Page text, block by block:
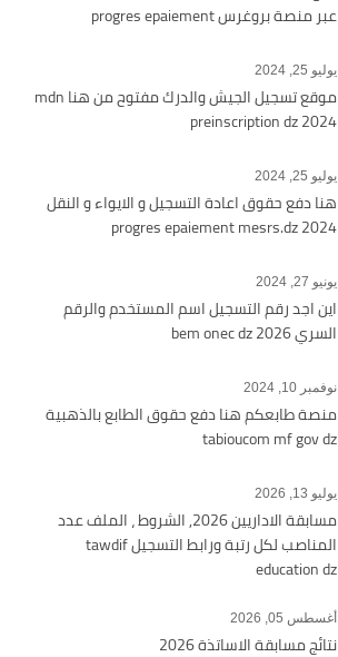
عبر منصة بروغرس progres epaiement
يوليو 25, 2024
موقع تسجيل الجيش والدرك مفتوح من هنا mdn
preinscription dz 2024
يوليو 25, 2024
هنا دفع حقوق اعادة التسجيل و الايواء و النقل
2024 progres epaiement mesrs.dz
يونيو 27, 2024
اين اجد رقم التسجيل اسم المستخدم والرقم
السري bem onec dz 2026
نوفمبر 10, 2024
منصة طابعكم هنا دفع حقوق الطابع بالذهبية
tabioucom mf gov dz
يوليو 13, 2026
مسابقة الاداريين 2026, الشروط ، الملف عدد
المناصب لكل رتبة ورابط التسجيل tawdif
education dz
أغسطس 05, 2026
نتائج مسابقة الاساتذة 2026